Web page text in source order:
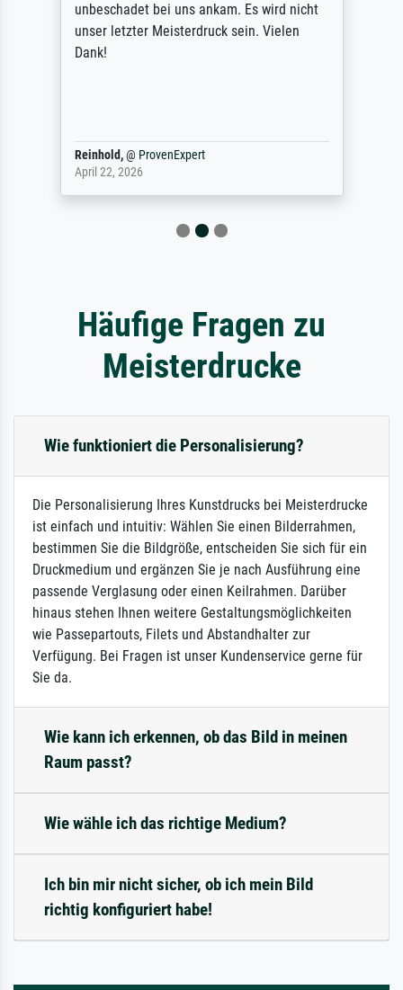
unbeschadet bei uns ankam. Es wird nicht
unser letzter Meisterdruck sein. Vielen
Dank!
Reinhold,@ ProvenExpert
April 22, 2026
Häufige Fragen zu
Meisterdrucke
Wie funktioniert die Personalisierung?
Die Personalisierung Ihres Kunstdrucks bei Meisterdrucke
ist einfach und intuitiv: Wählen Sie einen Bilderrahmen,
bestimmen Sie die Bildgröße, entscheiden Sie sich für ein
Druckmedium und ergänzen Sie je nach Ausführung eine
passende Verglasung oder einen Keilrahmen. Darüber
hinaus stehen Ihnen weitere Gestaltungsmöglichkeiten
wie Passepartouts, Filets und Abstandhalter zur
Verfügung. Bei Fragen ist unser Kundenservice gerne für
Sie da.
Wie kann ich erkennen, ob das Bild in meinen
Raum passt?
Wie wähle ich das richtige Medium?
Ich bin mir nicht sicher, ob ich mein Bild
richtig konfiguriert habe!